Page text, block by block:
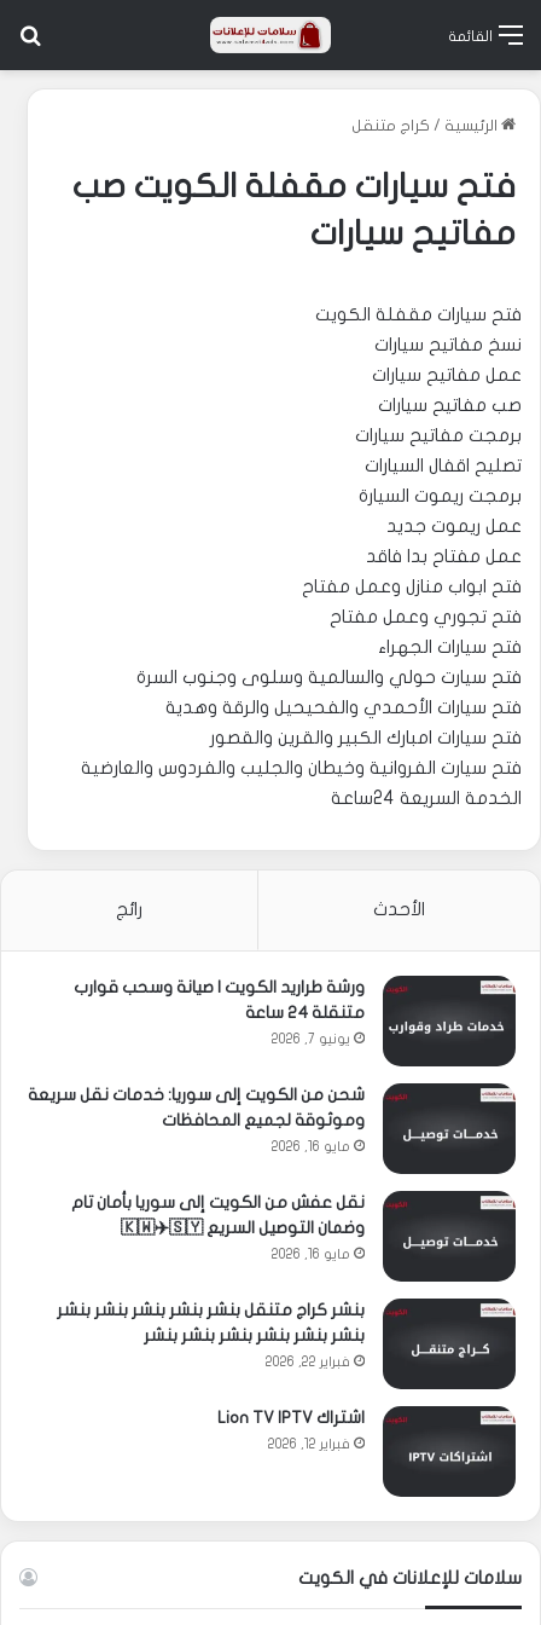
القائمة
الرئيسية / كراج متنقل
فتح سيارات مقفلة الكويت صب
مفاتيح سيارات
فتح سيارات مقفلة الكويت
نسخ مفاتيح سيارات
عمل مفاتيح سيارات
صب مفاتيح سيارات
برمجت مفاتيح سيارات
تصليح اقفال السيارات
برمجت ريموت السيارة
عمل ريموت جديد
عمل مفتاح بدا فاقد
فتح ابواب منازل وعمل مفتاح
فتح تجوري وعمل مفتاح
فتح سيارات الجهراء
فتح سيارت حولي والسالمية وسلوى وجنوب السرة
فتح سيارات الأحمدي والفحيحيل والرقة وهدية
فتح سيارات امبارك الكبير والقرين والقصور
فتح سيارت الفروانية وخيطان والجليب والفردوس والعارضية
الخدمة السريعة 24ساعة
الأحدث رائج
ورشة طراريد الكويت | صيانة وسحب قوارب
متنقلة 24 ساعة
يونيو 7, 2026
شحن من الكويت إلى سوريا: خدمات نقل سريعة
وموثوقة لجميع المحافظات
مايو 16, 2026
نقل عفش من الكويت إلى سوريا بأمان تام
وضمان التوصيل السريع 🇰🇼✈️🇸🇾
مايو 16, 2026
بنشر كراج متنقل بنشر بنشر بنشر بنشر بنشر
بنشر بنشر بنشر بنشر بنشر بنشر
فبراير 22, 2026
اشتراك Lion TV IPTV
فبراير 12, 2026
سلامات للإعلانات في الكويت